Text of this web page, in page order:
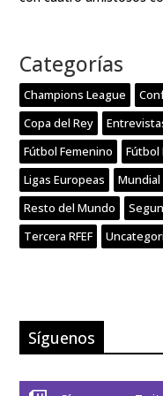
Categorías
Champions League
Copa del Rey
Fútbol Femenino
Fútbol
Ligas Europeas
Mundial
Resto del Mundo
Tercera RFEF
Síguenos